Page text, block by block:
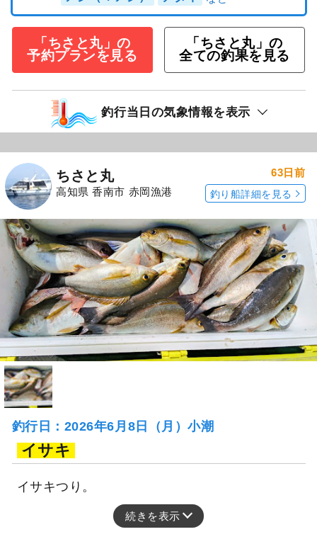
「ちさと丸」の
予約プランを見る
「ちさと丸」の
全ての釣果を見る
釣行当日の気象情報を表示
ちさと丸
高知県 香南市 赤岡漁港
63日前
釣り船詳細を見る
釣行日：2026年6月8日（月）小潮
イサキ
イサキつり。
続きを表示